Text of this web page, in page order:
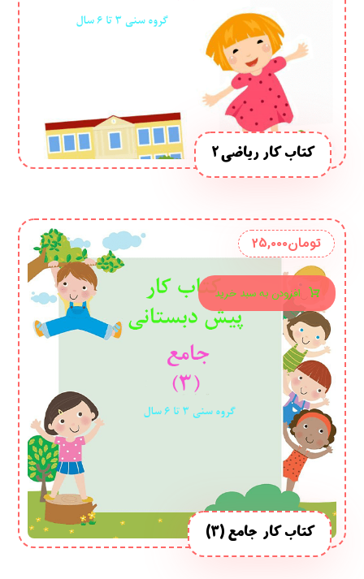
کتاب کار ریاضی 2
کتاب کار جامع (3)
تومان۲۵,۰۰۰
افزودن به سبد خرید